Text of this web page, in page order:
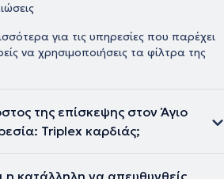
για τις υπηρεσίες που παρέχει
να χρησιμοποιήσεις τα φίλτρα της
της επίσκεψης στον Άγιο
Triplex καρδιάς;
η κατάλληλη να απευθυνθείς